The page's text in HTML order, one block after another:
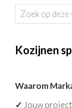
Zoek
op
website
Kozijnen
Waarom
✓ Jouw